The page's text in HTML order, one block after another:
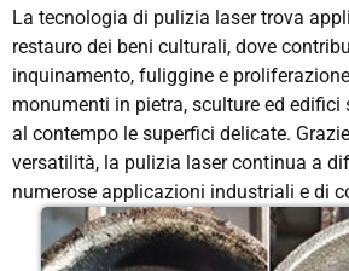
La tecnologia di pulizia laser trova
restauro dei beni culturali, dove
inquinamento, fuliggine e
monumenti in pietra, sculture ed edifici
al contempo le superfici delicate.
versatilità, la pulizia laser continua a
numerose applicazioni industriali e di